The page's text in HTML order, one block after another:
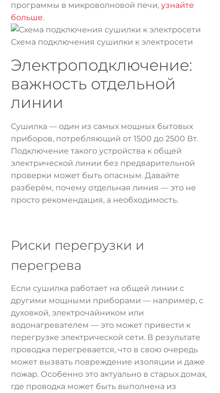
программы в микроволновой печи,узнайте
больше.
Схема подключения сушилки к электросети
Электроподключение:
важность отдельной
линии
Сушилка — один из самых мощных бытовых
приборов, потребляющий от 1500 до 2500 Вт.
Подключение такого устройства к общей
электрической линии без предварительной
проверки может быть опасным. Давайте
разберём, почему отдельная линия — это не
просто рекомендация, а необходимость.
Риски перегрузки и
перегрева
Если сушилка работает на общей линии с
другими мощными приборами — например, с
духовкой, электрочайником или
водонагревателем — это может привести к
перегрузке электрической сети. В результате
проводка перегревается, что в свою очередь
может вызвать повреждение изоляции и даже
пожар. Особенно это актуально в старых домах,
где проводка может быть выполнена из